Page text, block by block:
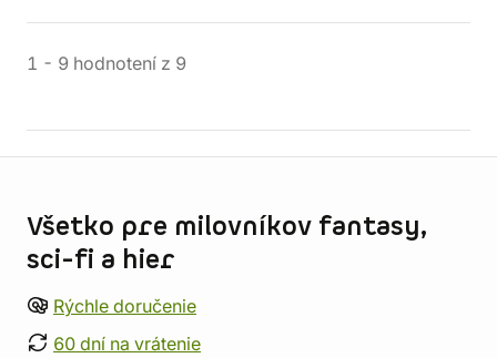
1 - 9 hodnotení z 9
Všetko pre milovníkov fantasy,
sci-fi a hier
Rýchle doručenie
60 dní na vrátenie